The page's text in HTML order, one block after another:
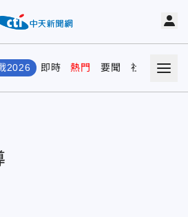
2026 即時 熱門 要聞 社會 娛樂